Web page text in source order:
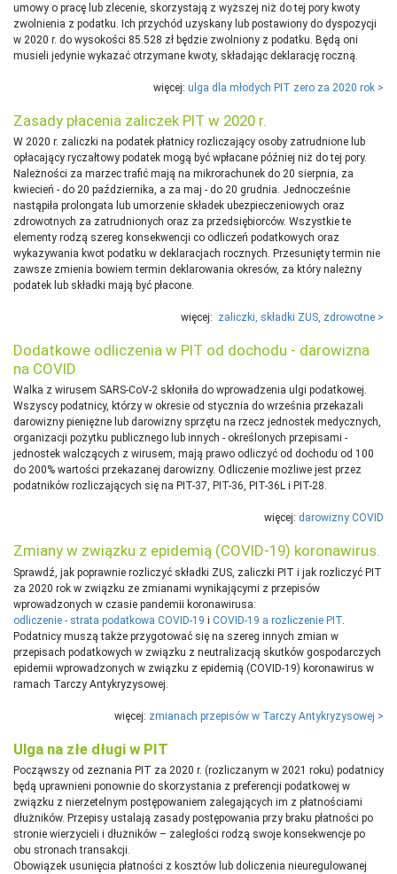
umowy o pracę lub zlecenie, skorzystają z wyższej niż do tej pory kwoty
zwolnienia z podatku. Ich przychód uzyskany lub postawiony do dyspozycji
w 2020 r. do wysokości 85.528 zł będzie zwolniony z podatku. Będą oni
musieli jedynie wykazać otrzymane kwoty, składając deklarację roczną.
więcej: ulga dla młodych PIT zero za 2020 rok >
Zasady płacenia zaliczek PIT w 2020 r.
W 2020 r. zaliczki na podatek płatnicy rozliczający osoby zatrudnione lub
opłacający ryczałtowy podatek mogą być wpłacane później niż do tej pory.
Należności za marzec trafić mają na mikrorachunek do 20 sierpnia, za
kwiecień - do 20 października, a za maj - do 20 grudnia. Jednocześnie
nastąpiła prolongata lub umorzenie składek ubezpieczeniowych oraz
zdrowotnych za zatrudnionych oraz za przedsiębiorców. Wszystkie te
elementy rodzą szereg konsekwencji co odliczeń podatkowych oraz
wykazywania kwot podatku w deklaracjach rocznych. Przesunięty termin nie
zawsze zmienia bowiem termin deklarowania okresów, za który należny
podatek lub składki mają być płacone.
więcej: zaliczki, składki ZUS, zdrowotne >
Dodatkowe odliczenia w PIT od dochodu - darowizna
na COVID
Walka z wirusem SARS-CoV-2 skłoniła do wprowadzenia ulgi podatkowej.
Wszyscy podatnicy, którzy w okresie od stycznia do września przekazali
darowizny pieniężne lub darowizny sprzętu na rzecz jednostek medycznych,
organizacji pożytku publicznego lub innych - określonych przepisami -
jednostek walczących z wirusem, mają prawo odliczyć od dochodu od 100
do 200% wartości przekazanej darowizny. Odliczenie możliwe jest przez
podatników rozliczających się na PIT-37, PIT-36, PIT-36L i PIT-28.
więcej: darowizny COVID
Zmiany w związku z epidemią (COVID-19) koronawirus.
Sprawdź, jak poprawnie rozliczyć składki ZUS, zaliczki PIT i jak rozliczyć PIT
za 2020 rok w związku ze zmianami wynikającymi z przepisów
wprowadzonych w czasie pandemii koronawirusa:
odliczenie - strata podatkowa COVID-19 i COVID-19 a rozliczenie PIT
Podatnicy muszą także przygotować się na szereg innych zmian w
przepisach podatkowych w związku z neutralizacją skutków gospodarczych
epidemii wprowadzonych w związku z epidemią (COVID-19) koronawirus w
ramach Tarczy Antykryzysowej.
więcej: zmianach przepisów w Tarczy Antykryzysowej >
Ulga na złe długi w PIT
Począwszy od zeznania PIT za 2020 r. (rozliczanym w 2021 roku) podatnicy
będą uprawnieni ponownie do skorzystania z preferencji podatkowej w
związku z nierzetelnym postępowaniem zalegających im z płatnościami
dłużników. Przepisy ustalają zasady postępowania przy braku płatności po
stronie wierzycieli i dłużników – zaległości rodzą swoje konsekwencje po
obu stronach transakcji.
Obowiązek usunięcia płatności z kosztów lub doliczenia nieuregulowanej